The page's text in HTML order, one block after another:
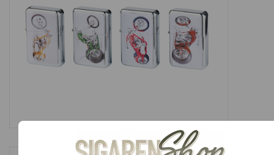
Snoep
Aanbiedingen